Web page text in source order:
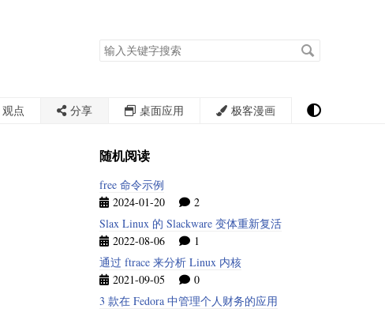
搜
索
观点 分享 桌面应用 极客漫画
随机阅读
free 命令示例
2024-01-20
2
Slax Linux 的 Slackware 变体重新复活
2022-08-06
1
通过 ftrace 来分析 Linux 内核
2021-09-05
0
3 款在 Fedora 中管理个人财务的应用